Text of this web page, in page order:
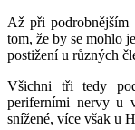
Až při podrobnějším
tom, že by se mohlo
postižení u různých
Všichni tři tedy
periferními nervy u
snížené, více však u